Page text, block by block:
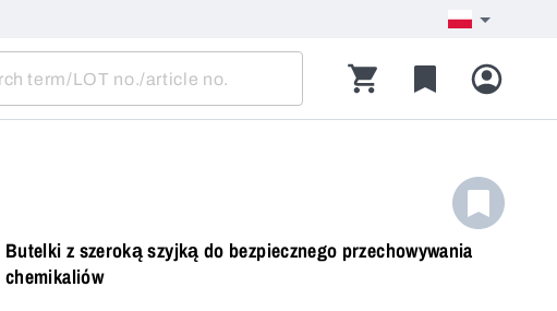
Butelki z szeroką szyjką do bezpiecznego przechowywania
chemikaliów